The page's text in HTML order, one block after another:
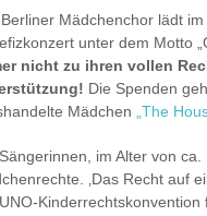
Mädchenchor lädt
unter dem Motto
nicht zu ihren vollen
Die Spenden
Mädchen „The
im Alter von
‚Das Recht auf
Kinderrechtskonvention